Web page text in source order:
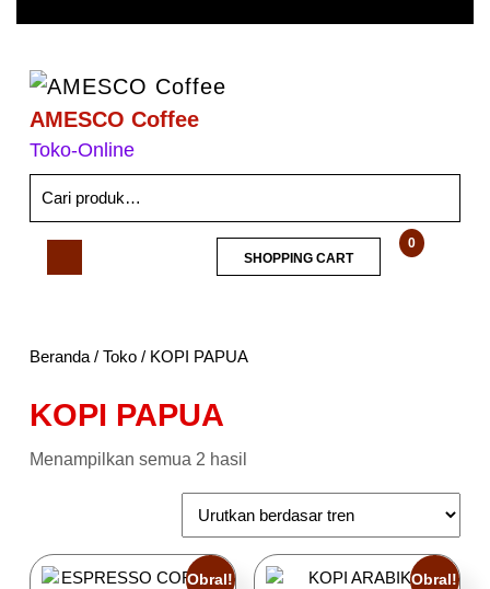
AMESCO Coffee
Toko-Online
0
SHOPPING CART
Beranda / Toko / KOPI PAPUA
KOPI PAPUA
Menampilkan semua 2 hasil
Obral! Obral!